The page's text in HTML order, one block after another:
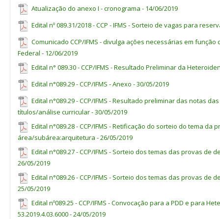
Atualização do anexo I - cronograma - 14/06/2019
Edital nº 089.31/2018 - CCP - IFMS - Sorteio de vagas para
Comunicado CCP/IFMS - divulga ações necessárias em
Federal - 12/06/2019
Edital n° 089.30 - CCP/IFMS - Resultado Preliminar da
Edital n°089.29 - CCP/IFMS - Anexo - 30/05/2019
Edital n°089.29 - CCP/IFMS - Resultado preliminar das notas
títulos/análise curricular - 30/05/2019
Edital n°089.28 - CCP/IFMS - Retificação do sorteio do tema
área/subárea:arquitetura - 26/05/2019
Edital n°089.27 - CCP/IFMS - Sorteio dos temas das provas de
26/05/2019
Edital n°089.26 - CCP/IFMS - Sorteio dos temas das provas de
25/05/2019
Edital nº089.25 - CCP/IFMS - Convocação para a PDD e para
53.2019.4.03.6000 - 24/05/2019